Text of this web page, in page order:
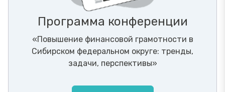
Программа конференции
«Повышение финансовой грамотности в
Сибирском федеральном округе: тренды,
задачи, перспективы»